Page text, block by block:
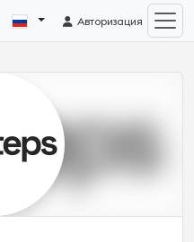
Авторизация